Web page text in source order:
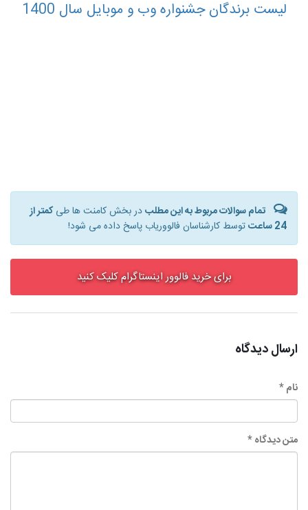
لیست برندگان جشنواره وب و موبایل سال
تمام سوالات مربوط به این مطلبدر بخش کامنت ها طیکمتر از
24 ساعت
توسط کارشناسان فالووریاب پاسخ داده می شود!
برای خرید فالوور اینستاگرام کلیک کنید
ارسال دیدگاه
نام *
متن دیدگاه *